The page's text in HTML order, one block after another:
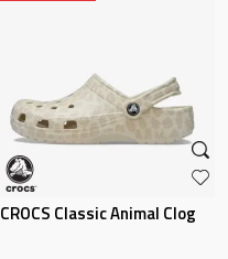
CROCS Classic Animal Clog